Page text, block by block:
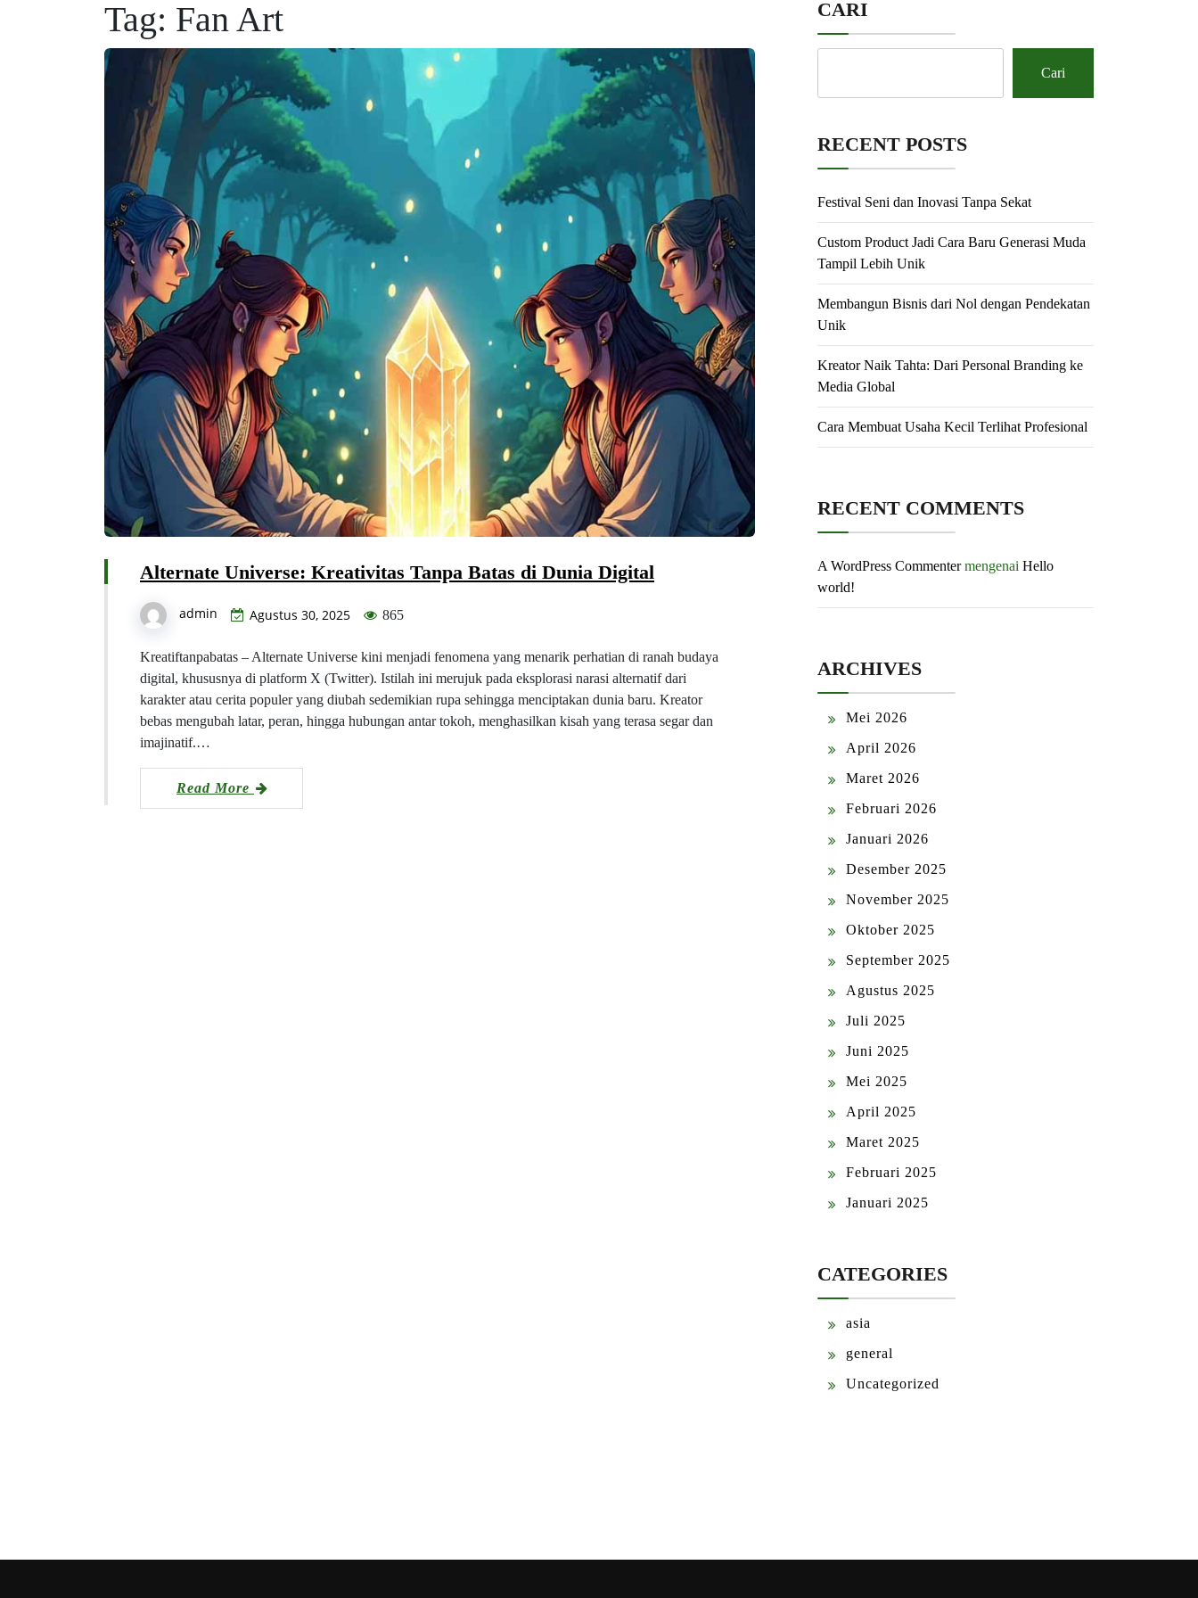
Tag: Fan Art
Alternate Universe: Kreativitas Tanpa Batas di Dunia Digital
admin Agustus 30, 2025 865
Kreatiftanpabatas – Alternate Universe kini menjadi fenomena yang menarik perhatian di ranah budaya
digital, khususnya di platform X (Twitter). Istilah ini merujuk pada eksplorasi narasi alternatif dari
karakter atau cerita populer yang diubah sedemikian rupa sehingga menciptakan dunia baru. Kreator
bebas mengubah latar, peran, hingga hubungan antar tokoh, menghasilkan kisah yang terasa segar dan
imajinatif.…
Read More
CARI
Cari
RECENT POSTS
Festival Seni dan Inovasi Tanpa Sekat
Custom Product Jadi Cara Baru Generasi Muda
Tampil Lebih Unik
Membangun Bisnis dari Nol dengan Pendekatan
Unik
Kreator Naik Tahta: Dari Personal Branding ke
Media Global
Cara Membuat Usaha Kecil Terlihat Profesional
RECENT COMMENTS
A WordPress Commentermengenai Hello
world!
ARCHIVES
Mei 2026
April 2026
Maret 2026
Februari 2026
Januari 2026
Desember 2025
November 2025
Oktober 2025
September 2025
Agustus 2025
Juli 2025
Juni 2025
Mei 2025
April 2025
Maret 2025
Februari 2025
Januari 2025
CATEGORIES
asia
general
Uncategorized